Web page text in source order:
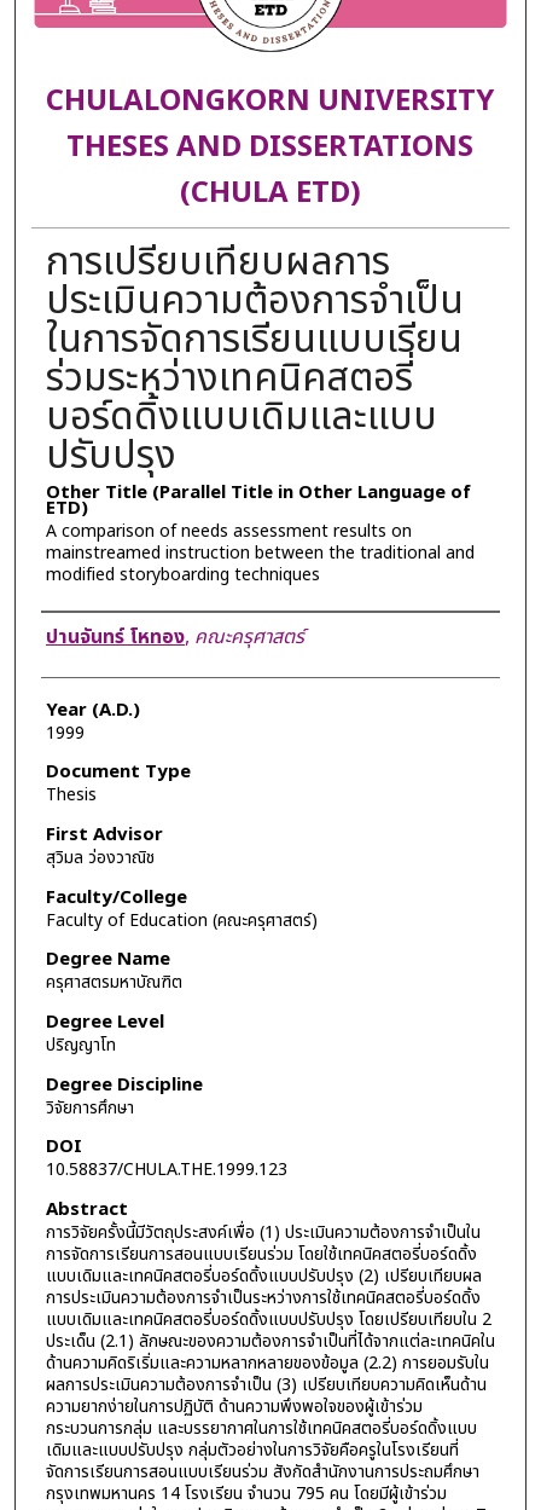
CHULALONGKORN UNIVERSITY
THESES AND DISSERTATIONS
(CHULA ETD)
การเปรียบเทียบผลการ
ประเมินความต้องการจำเป็น
ในการจัดการเรียนแบบเรียน
ร่วมระหว่างเทคนิคสตอรี่
บอร์ดดิ้งแบบเดิมและแบบ
ปรับปรุง
Other Title (Parallel Title in Other Language of
ETD)
A comparison of needs assessment results on
mainstreamed instruction between the traditional and
modified storyboarding techniques
Author
ปานจันทร์ โหทอง, คณะครุศาสตร์
Year (A.D.)
1999
Document Type
Thesis
First Advisor
สุวิมล ว่องวาณิช
Faculty/College
Faculty of Education (คณะครุศาสตร์)
Degree Name
ครุศาสตรมหาบัณฑิต
Degree Level
ปริญญาโท
Degree Discipline
วิจัยการศึกษา
DOI
10.58837/CHULA.THE.1999.123
Abstract
การวิจัยครั้งนี้มีวัตถุประสงค์เพื่อ (1) ประเมินความต้องการจำเป็นใน
การจัดการเรียนการสอนแบบเรียนร่วม โดยใช้เทคนิคสตอรี่บอร์ดดิ้ง
แบบเดิมและเทคนิคสตอรี่บอร์ดดิ้งแบบปรับปรุง (2) เปรียบเทียบผล
การประเมินความต้องการจำเป็นระหว่างการใช้เทคนิคสตอรี่บอร์ดดิ้ง
แบบเดิมและเทคนิคสตอรี่บอร์ดดิ้งแบบปรับปรุง โดยเปรียบเทียบใน 2
ประเด็น (2.1) ลักษณะของความต้องการจำเป็นที่ได้จากแต่ละเทคนิคใน
ด้านความคิดริเริ่มและความหลากหลายของข้อมูล (2.2) การยอมรับใน
ผลการประเมินความต้องการจำเป็น (3) เปรียบเทียบความคิดเห็นด้าน
ความยากง่ายในการปฏิบัติ ด้านความพึงพอใจของผู้เข้าร่วม
กระบวนการกลุ่ม และบรรยากาศในการใช้เทคนิคสตอรี่บอร์ดดิ้งแบบ
เดิมและแบบปรับปรุง กลุ่มตัวอย่างในการวิจัยคือครูในโรงเรียนที่
จัดการเรียนการสอนแบบเรียนร่วม สังกัดสำนักงานการประถมศึกษา
กรุงเทพมหานคร 14 โรงเรียน จำนวน 795 คน โดยมีผู้เข้าร่วม